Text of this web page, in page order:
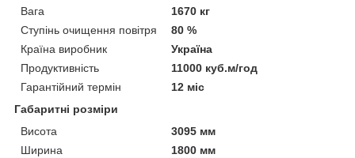
Вага
1670 кг
Ступінь очищення повітря
80 %
Країна виробник
Україна
Продуктивність
11000 куб.м/год
Гарантійний термін
12 міс
Габаритні розміри
Висота
3095 мм
Ширина
1800 мм